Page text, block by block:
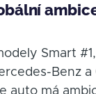
Smart
Benz